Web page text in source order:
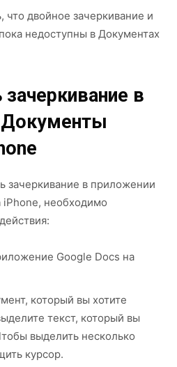
двойное зачеркивание и
недоступны в Документах
в
зачеркивание в приложении
необходимо
Google Docs на
который вы хотите
текст, который вы
выделить несколько
курсор.